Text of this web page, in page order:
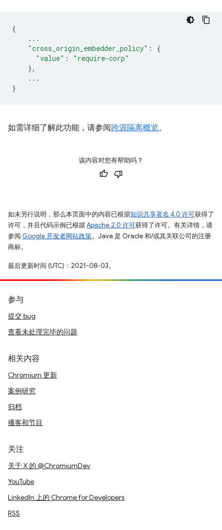
{
...
"cross_origin_embedder_policy" :
{
"value" :
"require-corp"
},
...
}
如需详细了解此功能，请参阅跨源隔离概览。
该内容对您有帮助吗？
如未另行说明，那么本页面中的内容已根据知识共享署名 4.0 许可获得了
许可，并且代码示例已根据Apache 2.0 许可获得了许可。有关详情，请
参阅 Google 开发者网站政策。Java 是 Oracle 和/或其关联公司的注册
商标。
最后更新时间 (UTC)：2021-08-03。
参与
提交 bug
查看未处理完毕的问题
相关内容
Chromium 更新
案例研究
归档
播客和节目
关注
关于 X 的 @ChromiumDev
YouTube
LinkedIn 上的 Chrome for Developers
RSS